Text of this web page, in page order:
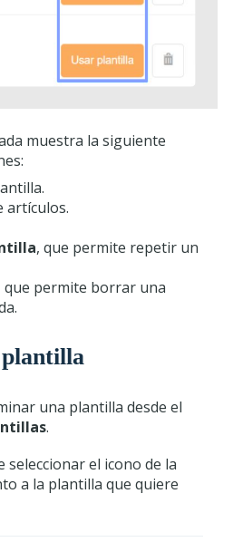
muestra la siguiente
artículos.
, que permite repetir un
que permite borrar una
una plantilla desde el
.
seleccionar el icono de la
a la plantilla que quiere